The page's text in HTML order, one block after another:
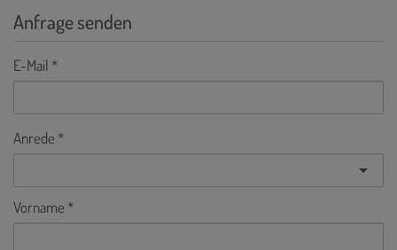
Anfrage senden
E-Mail
Anrede
Vorname